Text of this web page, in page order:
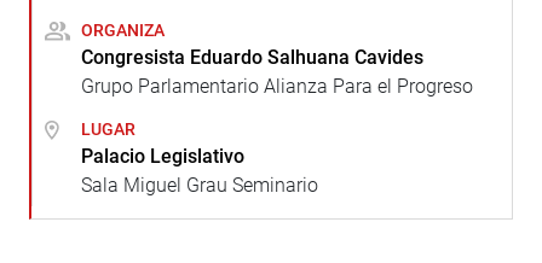
ORGANIZA
Congresista Eduardo Salhuana Cavides
Grupo Parlamentario Alianza Para el Progreso
LUGAR
Palacio Legislativo
Sala Miguel Grau Seminario